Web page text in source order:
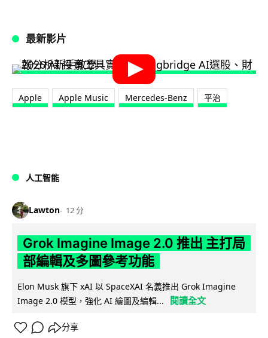
最新影片
Apple Apple Music Mercedes-Benz 平治
人工智能
Lawton 12 分
Grok Imagine Image 2.0 推出 主打局
部編輯及多圖參考功能
Elon Musk 旗下 xAI 以 SpaceXAI 名義推出 Grok Imagine
Image 2.0 模型，強化 AI 繪圖及編輯...
閱讀全文
分享